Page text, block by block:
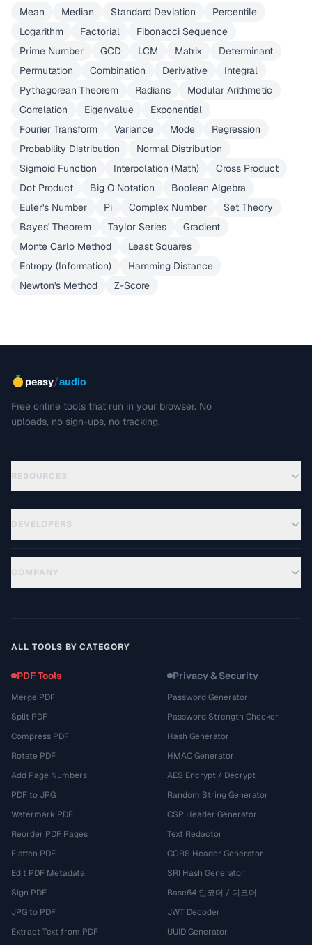
Mean Median Standard Deviation
Percentile
Logarithm
Factorial
Fibonacci Sequence
Prime Number
GCD LCM Matrix
Determinant
Permutation
Combination Derivative
Integral
Pythagorean Theorem
Radians
Modular Arithmetic
Correlation
Eigenvalue
Exponential
Fourier Transform
Variance Mode
Regression
Probability Distribution
Normal Distribution
Sigmoid Function
Interpolation (Math)
Cross Product
Dot Product
Big O Notation
Boolean Algebra
Euler's Number
Pi Complex Number
Set Theory
Bayes' Theorem
Taylor Series
Gradient
Monte Carlo Method
Least Squares
Entropy (Information)
Hamming Distance
Newton's Method
Z-Score
peasy/audio
Free online tools that run in your browser. No
uploads, no sign-ups, no tracking.
RESOURCES
DEVELOPERS
COMPANY
ALL TOOLS BY CATEGORY
PDF Tools
Merge PDF
Split PDF
Compress PDF
Rotate PDF
Add Page Numbers
PDF to JPG
Watermark PDF
Reorder PDF Pages
Flatten PDF
Edit PDF Metadata
Sign PDF
JPG to PDF
Extract Text from PDF
Privacy & Security
Password Generator
Password Strength Checker
Hash Generator
HMAC Generator
AES Encrypt / Decrypt
Random String Generator
CSP Header Generator
Text Redactor
CORS Header Generator
SRI Hash Generator
Base64 인코더 / 디코더
JWT Decoder
UUID Generator